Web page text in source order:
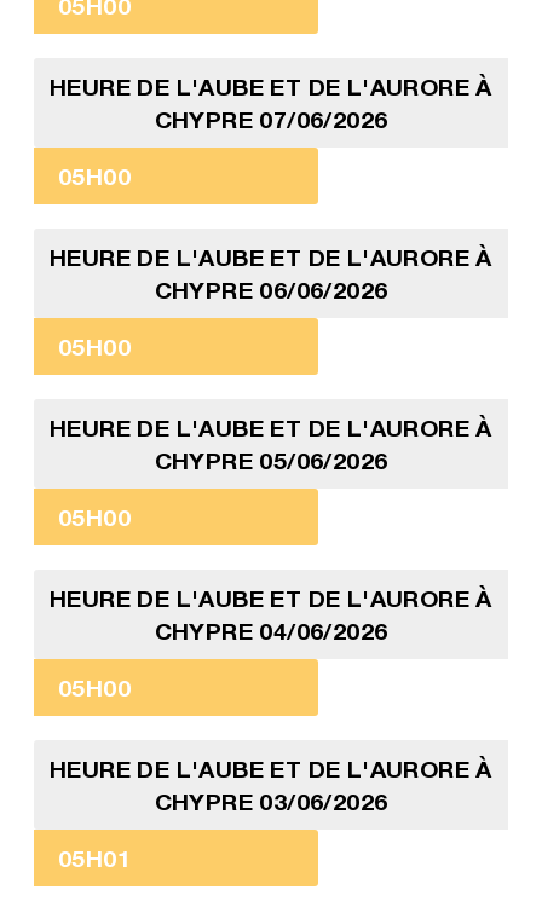
05H00
HEURE DE L'AUBE ET DE L'AURORE À
CHYPRE 07/06/2026
05H00
HEURE DE L'AUBE ET DE L'AURORE À
CHYPRE 06/06/2026
05H00
HEURE DE L'AUBE ET DE L'AURORE À
CHYPRE 05/06/2026
05H00
HEURE DE L'AUBE ET DE L'AURORE À
CHYPRE 04/06/2026
05H00
HEURE DE L'AUBE ET DE L'AURORE À
CHYPRE 03/06/2026
05H01